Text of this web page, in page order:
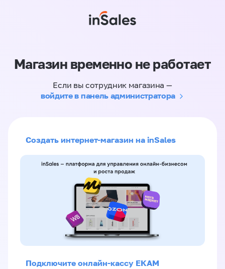
Магазин временно не работает
Если вы сотрудник магазина —
войдите в панель администратора
Создать интернет-магазин на inSales
Подключите онлайн-кассу ЕКАМ